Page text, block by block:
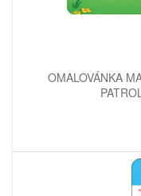
OMALOVÁNKA